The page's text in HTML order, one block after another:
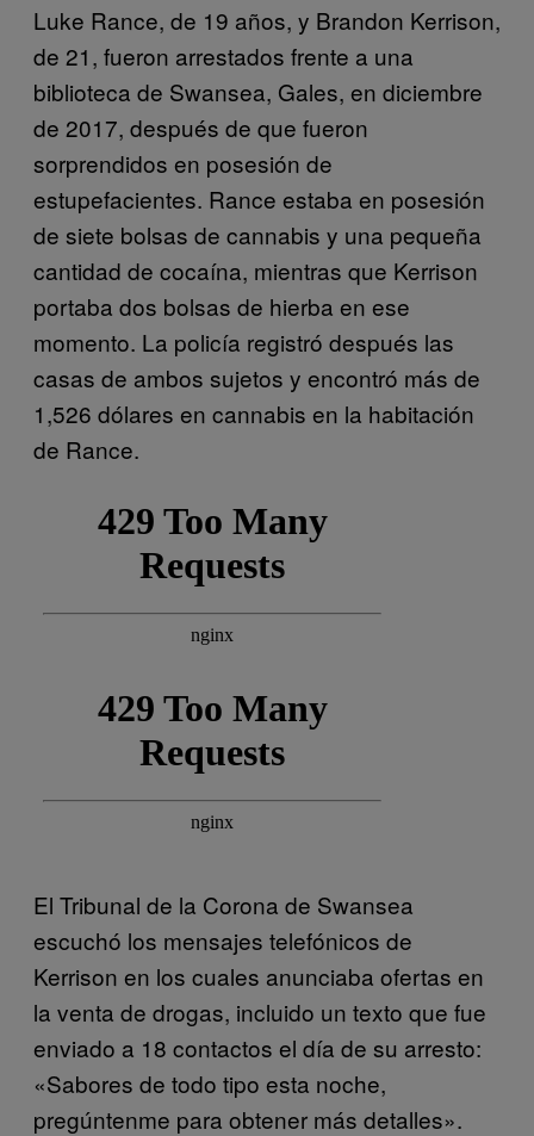
Luke Rance, de 19 años, y Brandon Kerrison,
de 21, fueron arrestados frente a una
biblioteca de Swansea, Gales, en diciembre
de 2017, después de que fueron
sorprendidos en posesión de
estupefacientes. Rance estaba en posesión
de siete bolsas de cannabis y una pequeña
cantidad de cocaína, mientras que Kerrison
portaba dos bolsas de hierba en ese
momento. La policía registró después las
casas de ambos sujetos y encontró más de
1,526 dólares en cannabis en la habitación
de Rance.
El Tribunal de la Corona de Swansea
escuchó los mensajes telefónicos de
Kerrison en los cuales anunciaba ofertas en
la venta de drogas, incluido un texto que fue
enviado a 18 contactos el día de su arresto:
«Sabores de todo tipo esta noche,
pregúntenme para obtener más detalles».